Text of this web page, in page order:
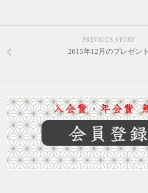
PREVIOUS STORY
2015年12月のプレゼント